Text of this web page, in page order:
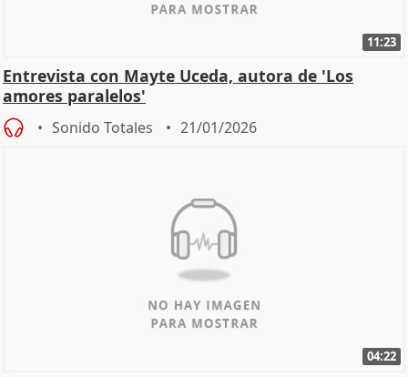
11:23
Entrevista con Mayte Uceda, autora de 'Los
amores paralelos'
Sonido Totales 21/01/2026
04:22